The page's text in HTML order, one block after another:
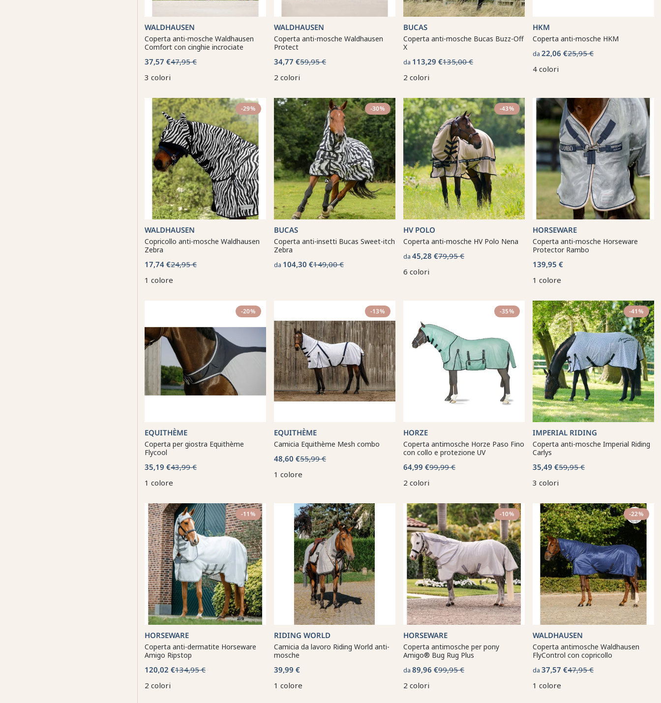
WALDHAUSEN
Coperta anti-mosche Waldhausen
Comfort con cinghie incrociate
37,57 €47,95 €
3 colori
WALDHAUSEN
Coperta anti-mosche Waldhausen
Protect
34,77 €59,95 €
2 colori
BUCAS
Coperta anti-mosche Bucas Buzz-Off
X
da 113,29 €135,00 €
2 colori
HKM
Coperta anti-mosche HKM
da 22,06 €25,95 €
4 colori
-29%
WALDHAUSEN
Copricollo anti-mosche Waldhausen
Zebra
17,74 €24,95 €
1 colore
-30%
BUCAS
Coperta anti-insetti Bucas Sweet-itch
Zebra
da 104,30 €149,00 €
-43%
HV POLO
Coperta anti-mosche HV Polo Nena
da 45,28 €79,95 €
6 colori
HORSEWARE
Coperta anti-mosche Horseware
Protector Rambo
139,95 €
1 colore
-20%
EQUITHÈME
Coperta per giostra Equithème
Flycool
35,19 €43,99 €
1 colore
-13%
EQUITHÈME
Camicia Equithème Mesh combo
48,60 €55,99 €
1 colore
-35%
HORZE
Coperta antimosche Horze Paso Fino
con collo e protezione UV
64,99 €99,99 €
2 colori
-41%
IMPERIAL RIDING
Coperta anti-mosche Imperial Riding
Carlys
35,49 €59,95 €
3 colori
-11%
HORSEWARE
Coperta anti-dermatite Horseware
Amigo Ripstop
120,02 €134,95 €
2 colori
RIDING WORLD
Camicia da lavoro Riding World anti-
mosche
39,99 €
1 colore
-10%
HORSEWARE
Coperta antimosche per pony
Amigo® Bug Rug Plus
da 89,96 €99,95 €
2 colori
-22%
WALDHAUSEN
Coperta antimosche Waldhausen
FlyControl con copricollo
da 37,57 €47,95 €
1 colore